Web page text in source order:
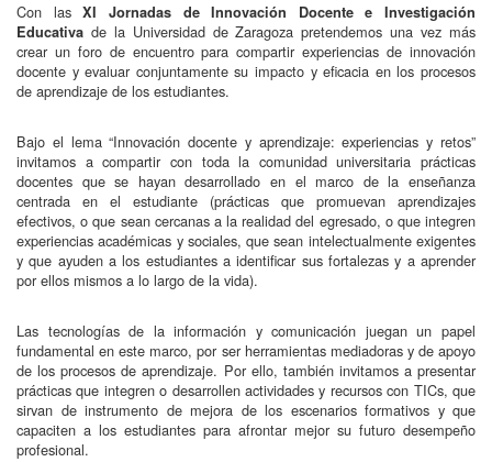
Con lasXI Jornadas de Innovación Docente e Investigación
Educativa de la Universidad de Zaragoza pretendemos una vez más
crear un foro de encuentro para compartir experiencias de innovación
docente y evaluar conjuntamente su impacto y eficacia en los procesos
de aprendizaje de los estudiantes.
Bajo el lema “Innovación docente y aprendizaje: experiencias y retos”
invitamos a compartir con toda la comunidad universitaria prácticas
docentes que se hayan desarrollado en el marco de la enseñanza
centrada en el estudiante (prácticas que promuevan aprendizajes
efectivos, o que sean cercanas a la realidad del egresado, o que integren
experiencias académicas y sociales, que sean intelectualmente exigentes
y que ayuden a los estudiantes a identificar sus fortalezas y a aprender
por ellos mismos a lo largo de la vida).
Las tecnologías de la información y comunicación juegan un papel
fundamental en este marco, por ser herramientas mediadoras y de apoyo
de los procesos de aprendizaje. Por ello, también invitamos a presentar
prácticas que integren o desarrollen actividades y recursos con TICs, que
sirvan de instrumento de mejora de los escenarios formativos y que
capaciten a los estudiantes para afrontar mejor su futuro desempeño
profesional.